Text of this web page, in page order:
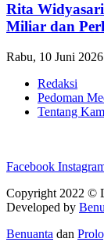
Rita
Miliar dan
Rabu, 10 Juni 2026
Redaksi
Pedoman
Tentang
Facebook
Copyright 2022 ©
Developed by
Benuanta dan